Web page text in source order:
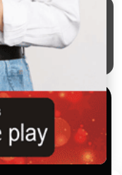
аккаунта
с нами, вы
куки.